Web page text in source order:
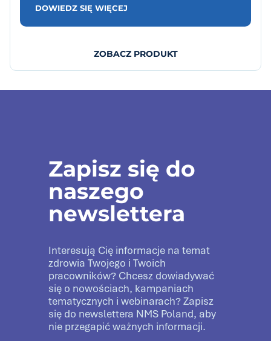
DOWIEDZ SIĘ WIĘCEJ
ZOBACZ PRODUKT
Zapisz się do
naszego
newslettera
Interesują Cię informacje na temat
zdrowia Twojego i Twoich
pracowników? Chcesz dowiadywać
się o nowościach, kampaniach
tematycznych i webinarach? Zapisz
się do newslettera NMS Poland, aby
nie przegapić ważnych informacji.